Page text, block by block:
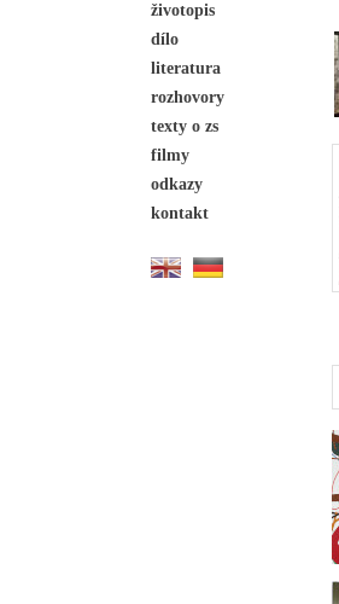
životopis
dílo
literatura
rozhovory
texty o zs
filmy
odkazy
kontakt